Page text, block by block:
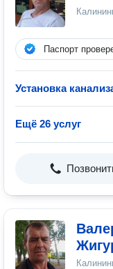
Паспорт
Установка
Ещё 26 услуг